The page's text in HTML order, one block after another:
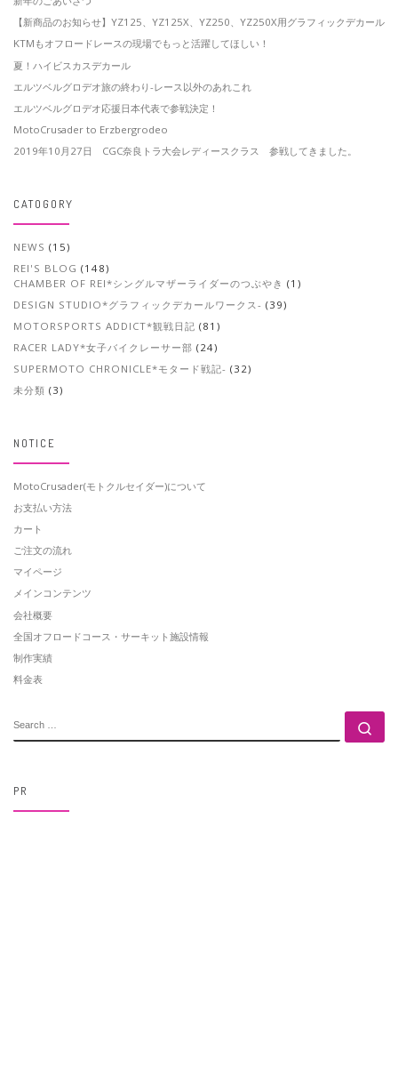
【新商品のお知らせ】YZ125、YZ125X、YZ250、YZ250X用グラフィックデカール
KTMもオフロードレースの現場でもっと活躍してほしい！
夏！ハイビスカスデカール
エルツベルグロデオ旅の終わり-レース以外のあれこれ
エルツベルグロデオ応援日本代表で参戦決定！
MotoCrusader to Erzbergrodeo
2019年10月27日 CGC奈良トラ大会レディースクラス 参戦してきました。
CATOGORY
NEWS (15)
REI'S BLOG (148)
CHAMBER OF REI*シングルマザーライダーのつぶやき (1)
DESIGN STUDIO*グラフィックデカールワークス- (39)
MOTORSPORTS ADDICT*観戦日記 (81)
RACER LADY*女子バイクレーサー部 (24)
SUPERMOTO CHRONICLE*モタード戦記- (32)
未分類 (3)
NOTICE
MotoCrusader(モトクルセイダー)について
お支払い方法
カート
ご注文の流れ
マイページ
メインコンテンツ
会社概要
全国オフロードコース・サーキット施設情報
制作実績
料金表
SEARCH
PR